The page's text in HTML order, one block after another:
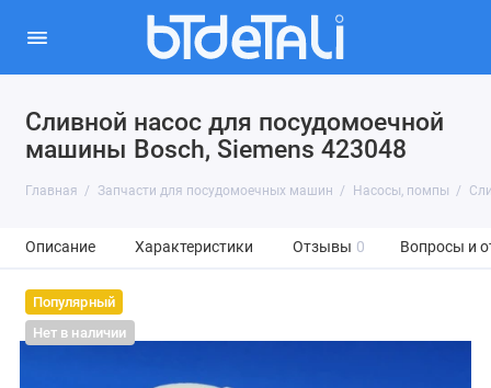
Сливной насос для посудомоечной
машины Bosch, Siemens 423048
Главная Запчасти для посудомоечных машин Насосы, помпы
Описание Характеристики Отзывы 0 Вопросы и
Популярный
Нет в наличии